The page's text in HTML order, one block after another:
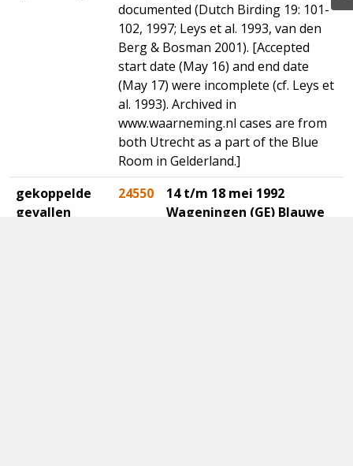
documented (Dutch Birding 19: 101-
102, 1997; Leys et al. 1993, van den
Berg & Bosman 2001). [Accepted
start date (May 16) and end date
(May 17) were incomplete (cf. Leys et
al. 1993). Archived in
www.waarneming.nl cases are from
both Utrecht as a part of the Blue
Room in Gelderland.]
gekoppelde
gevallen
24550
14 t/m 18 mei 1992
Wageningen (GE) Blauwe